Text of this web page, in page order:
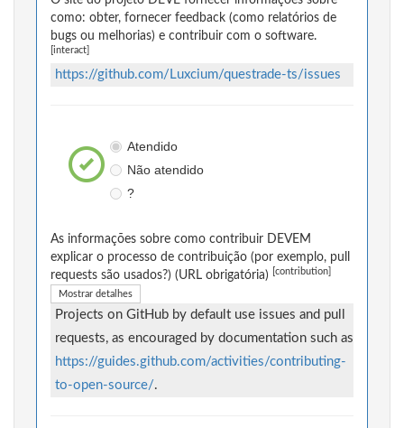
como: obter, fornecer feedback (como relatórios de
bugs ou melhorias) e contribuir com o software.
[interact]
https://github.com/Luxcium/questrade-ts/issues
Atendido
Não atendido
?
As informações sobre como contribuir DEVEM
explicar o processo de contribuição (por exemplo, pull
requests são usados?) (URL obrigatória)
[contribution]
Mostrar detalhes
Projects on GitHub by default use issues and pull
requests, as encouraged by documentation such as
https://guides.github.com/activities/contributing-
to-open-source/.